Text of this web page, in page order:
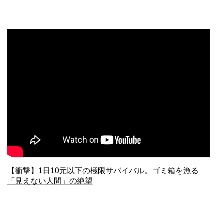
【衝撃】1日10元以下の極限サバイバル。ゴミ箱を漁る
「見えない人間」の絶望